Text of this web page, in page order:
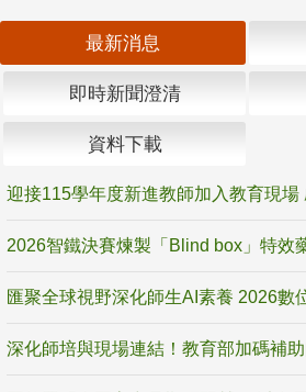
最新消息
即時新聞澄清
資料下載
2026智鐵決賽煉製「Blind box」特效